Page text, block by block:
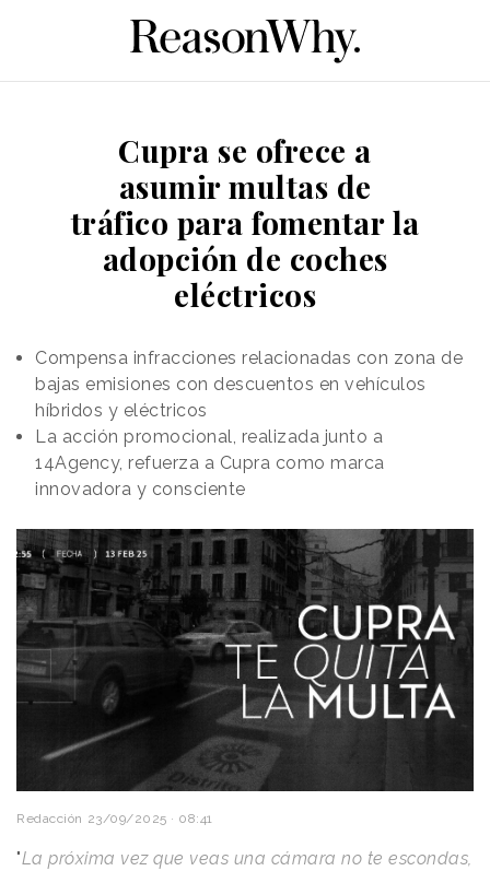
Cupra se ofrece a
asumir multas de
tráfico para fomentar la
adopción de coches
eléctricos
Compensa infracciones relacionadas con zona de
bajas emisiones con descuentos en vehículos
híbridos y eléctricos
La acción promocional, realizada junto a
14Agency, refuerza a Cupra como marca
innovadora y consciente
Redacción 23/09/2025 · 08:41
"La próxima vez que veas una cámara no te escondas,